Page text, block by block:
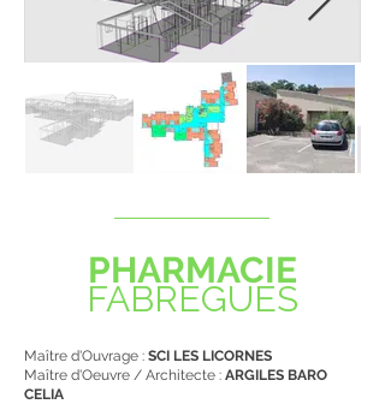
PHARMACIE
FABRÈGUES
Maître d'Ouvrage : SCI LES LICORNES
Maître d'Oeuvre / Architecte : ARGILES BARO
CELIA